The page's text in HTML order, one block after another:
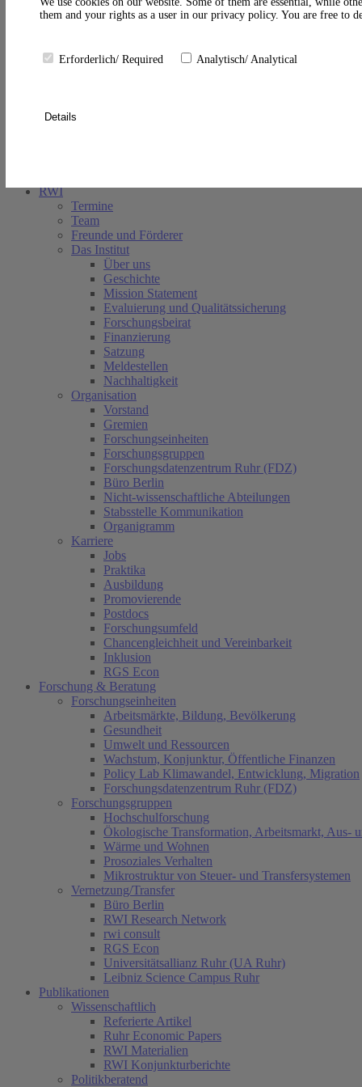
Suche schließen
RWI
Termine
Team
Freunde und Förderer
Das Institut
Über uns
Geschichte
Mission Statement
Evaluierung und Qualitätssicherung
Forschungsbeirat
Finanzierung
Satzung
Meldestellen
Nachhaltigkeit
Organisation
Vorstand
Gremien
Forschungseinheiten
Forschungsgruppen
Forschungsdatenzentrum Ruhr (FDZ)
Büro Berlin
Nicht-wissenschaftliche Abteilungen
Stabsstelle Kommunikation
Organigramm
Karriere
Jobs
Praktika
Ausbildung
Promovierende
Postdocs
Forschungsumfeld
Chancengleichheit und Vereinbarkeit
Inklusion
RGS Econ
Forschung & Beratung
Forschungseinheiten
Arbeitsmärkte, Bildung, Bevölkerung
Gesundheit
Umwelt und Ressourcen
Wachstum, Konjunktur, Öffentliche Finanzen
Policy Lab Klimawandel, Entwicklung, Migration
Forschungsdatenzentrum Ruhr (FDZ)
Forschungsgruppen
Hochschulforschung
Ökologische Transformation, Arbeitsmarkt, Aus-
Wärme und Wohnen
Prosoziales Verhalten
Mikrostruktur von Steuer- und Transfersystemen
Vernetzung/Transfer
Büro Berlin
RWI Research Network
rwi consult
RGS Econ
Universitätsallianz Ruhr (UA Ruhr)
Leibniz Science Campus Ruhr
Publikationen
Wissenschaftlich
Referierte Artikel
Ruhr Economic Papers
RWI Materialien
RWI Konjunkturberichte
Politikberatend
them and your rights as a user in our privacy policy. You are free to
Erforderlich/ Required Analytisch/ Analytical
Details